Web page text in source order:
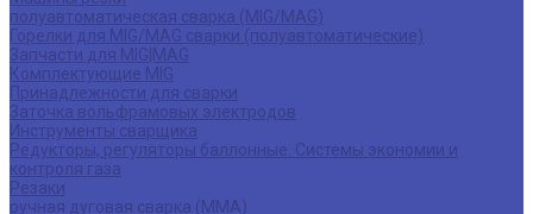
полуавтоматическая сварка (MIG/MAG)
Горелки для MIG/MAG сварки (полуавтоматические)
Запчасти для MIG|MAG
Комплектующие MIG
Принадлежности для сварки
Заточка вольфрамовых электродов
Инструменты сварщика
Редукторы, регуляторы баллонные. Системы экономии и
контроля газа
Резаки
ручная дуговая сварка (MMA)